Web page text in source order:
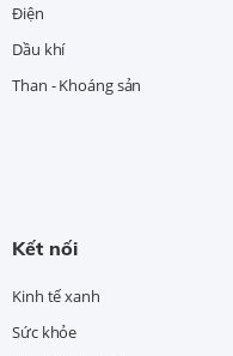
Điện
Dầu khí
Than - Khoáng sản
Kết nối
Kinh tế xanh
Sức khỏe